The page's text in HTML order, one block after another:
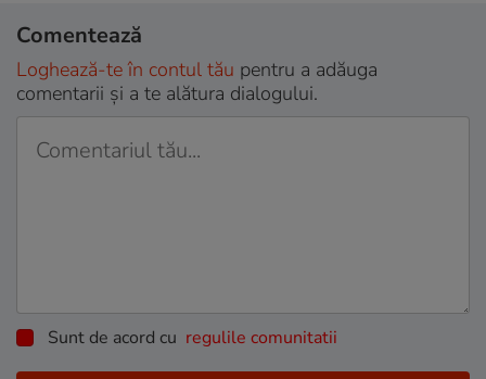
Comentează
Loghează-te în contul tău pentru a adăuga
comentarii și a te alătura dialogului.
Sunt de acord cu regulile comunitatii